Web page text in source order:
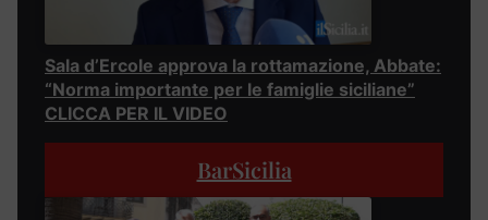
Sala d’Ercole approva la rottamazione, Abbate:
“Norma importante per le famiglie siciliane”
CLICCA PER IL VIDEO
BarSicilia